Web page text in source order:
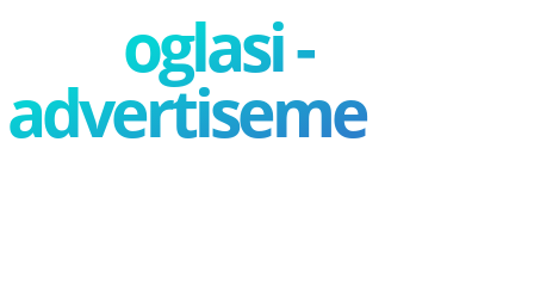
oglasi -
advertisement